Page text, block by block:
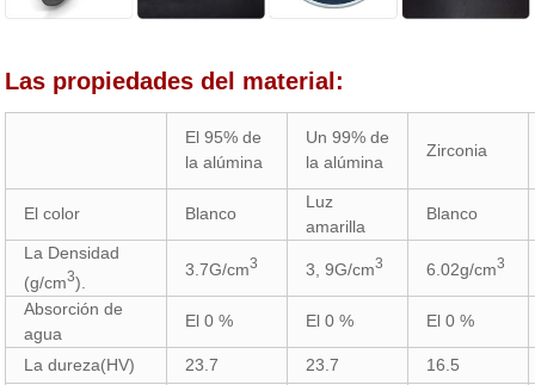
Las propiedades del material:
El 95% de
la alúmina
Un 99% de
la alúmina
Zirconia
El color Blanco
Luz
amarilla
Blanco
La Densidad
(g/cm3).
3.7G/cm3 3, 9G/cm3 6.02g/cm3
Absorción de
agua
El 0 % El 0 % El 0 %
La dureza(HV) 23.7 23.7
16.5